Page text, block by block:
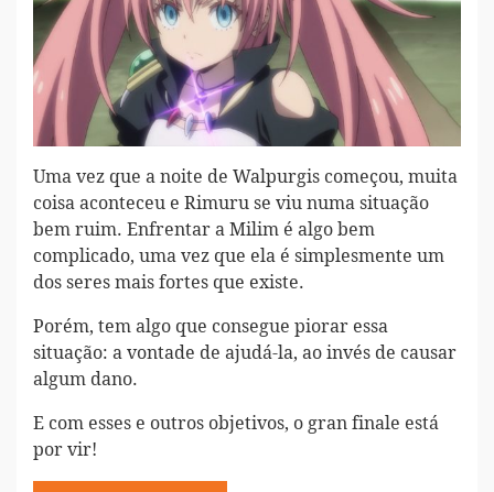
Uma vez que a noite de Walpurgis começou, muita
coisa aconteceu e Rimuru se viu numa situação
bem ruim. Enfrentar a Milim é algo bem
complicado, uma vez que ela é simplesmente um
dos seres mais fortes que existe.
Porém, tem algo que consegue piorar essa
situação: a vontade de ajudá-la, ao invés de causar
algum dano.
E com esses e outros objetivos, o gran finale está
por vir!